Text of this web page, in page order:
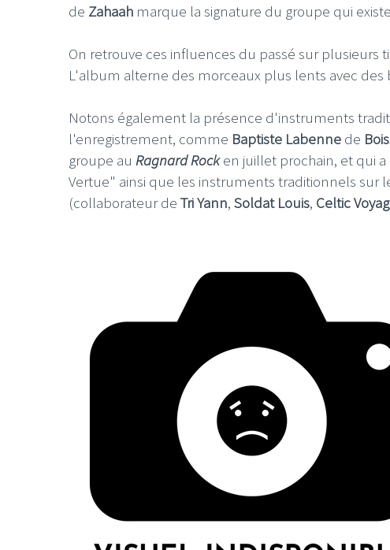
de Zahaah marque la signature du groupe qui
On retrouve ces influences du passé sur plusieurs
L'album alterne des morceaux plus lents avec
Notons également la présence d'instruments
l'enregistrement, comme Baptiste Labenne de
groupe au Ragnard Rocken juillet prochain, et qui a
Vertue" ainsi que les instruments traditionnels sur
(collaborateur de Tri Yann, Soldat Louis, Celtic